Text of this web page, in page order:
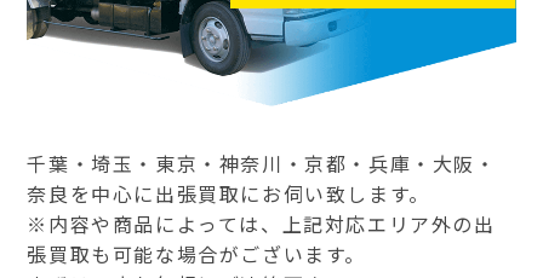
千葉・埼玉・東京・神奈川・京都・兵庫・大阪・
奈良を中心に出張買取にお伺い致します。
※内容や商品によっては、上記対応エリア外の出
張買取も可能な場合がございます。